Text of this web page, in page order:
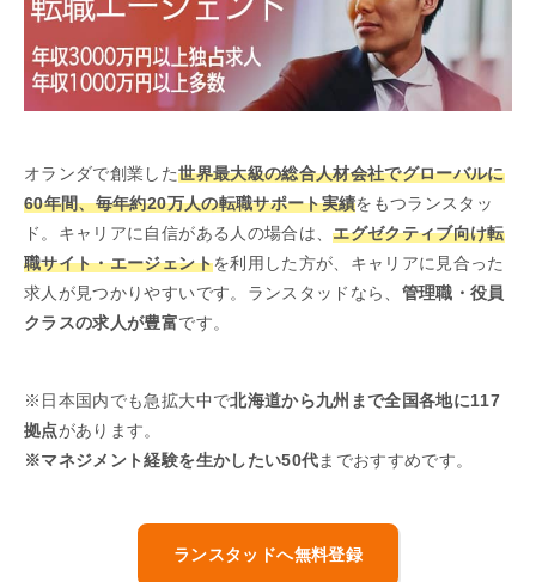
オランダで創業した世界最大級の総合人材会社でグローバルに
60年間、毎年約20万人の転職サポート実績をもつランスタッ
ド。 キャリアに自信がある人の場合は、エグゼクティブ向け転
職サイト・エージェントを利用した方が、キャリアに見合った
求人が見つかりやすいです。ランスタッドなら、 管理職・役員
クラスの求人が豊富です。
※日本国内でも急拡大中で北海道から九州まで全国各地に117
拠点があります。
※マネジメント経験を生かしたい50代までおすすめです。
ランスタッドへ無料登録